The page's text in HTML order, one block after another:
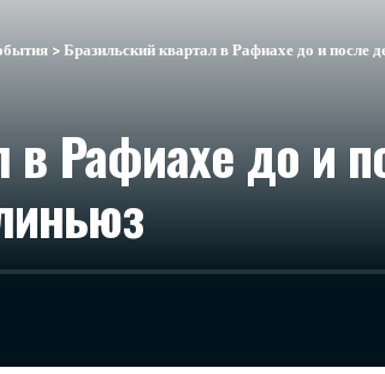
>Бразильский квартал в Рафиахе до и
в Рафиахе до и